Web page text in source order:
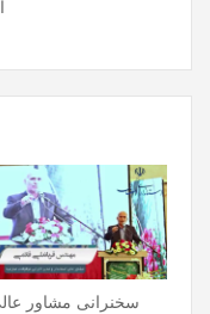
سخنرانی مشاور